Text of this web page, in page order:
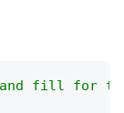
and fill for